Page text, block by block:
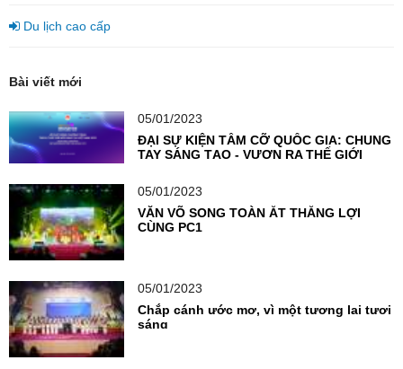
Du lịch cao cấp
Bài viết mới
05/01/2023
ĐẠI SỰ KIỆN TẦM CỠ QUỐC GIA: CHUNG
TAY SÁNG TẠO - VƯƠN RA THẾ GIỚI
05/01/2023
VĂN VÕ SONG TOÀN ẮT THẮNG LỢI
CÙNG PC1
05/01/2023
Chắp cánh ước mơ, vì một tương lai tươi
sáng